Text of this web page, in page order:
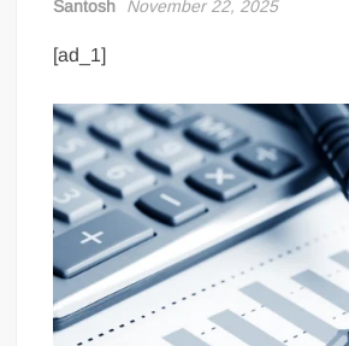
Santosh November 22, 2025
[ad_1]